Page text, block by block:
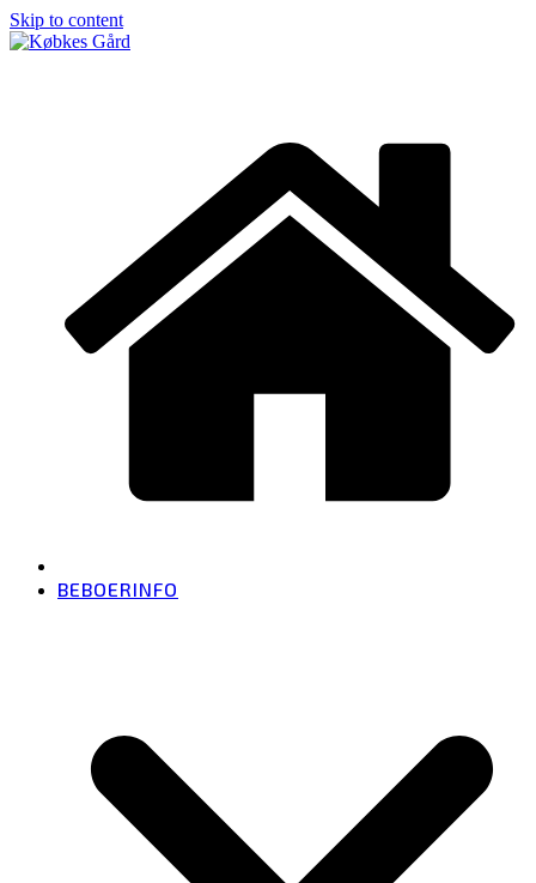
Skip to content
BEBOERINFO